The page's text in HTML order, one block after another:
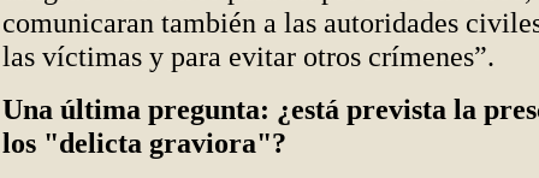
comunicaran también a las autoridades
las víctimas y para evitar otros crímenes”.
Una última pregunta: ¿está prevista la
los "delicta graviora"?